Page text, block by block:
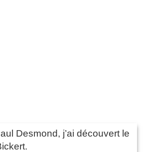
Desmond, j’ai découvert le